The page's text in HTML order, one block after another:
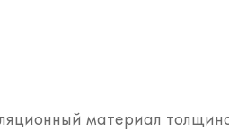
материал